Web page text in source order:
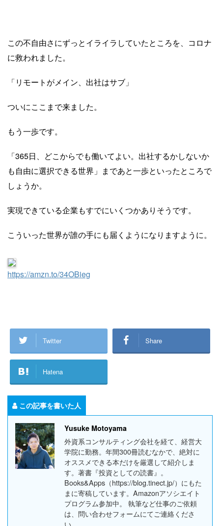
この不自由さにずっとイライラしていたところを、コロナ
に救われました。
「リモートがメイン、出社はサブ」
ついにここまで来ました。
もう一歩です。
「365日、どこからでも働いてよい。出社するかしないか
も自由に選択できる世界」まであと一歩といったところで
しょうか。
実現できている企業もすでにいくつかありそうです。
こういった世界が誰の手にも届くようになりますように。
https://amzn.to/34OBieg
Twitter Share
Hatena
この記事を書いた人
Yusuke Motoyama
外資系コンサルティング会社を経て、経営大
学院に勤務。年間300冊読むなかで、絶対に
オススメできる本だけを厳選して紹介しま
す。著書『投資としての読書』。
Books&Apps（https://blog.tinect.jp/）にもた
まに寄稿しています。Amazonアソシエイト
プログラム参加中。 執筆など仕事のご依頼
は、問い合わせフォームにてご連絡くださ